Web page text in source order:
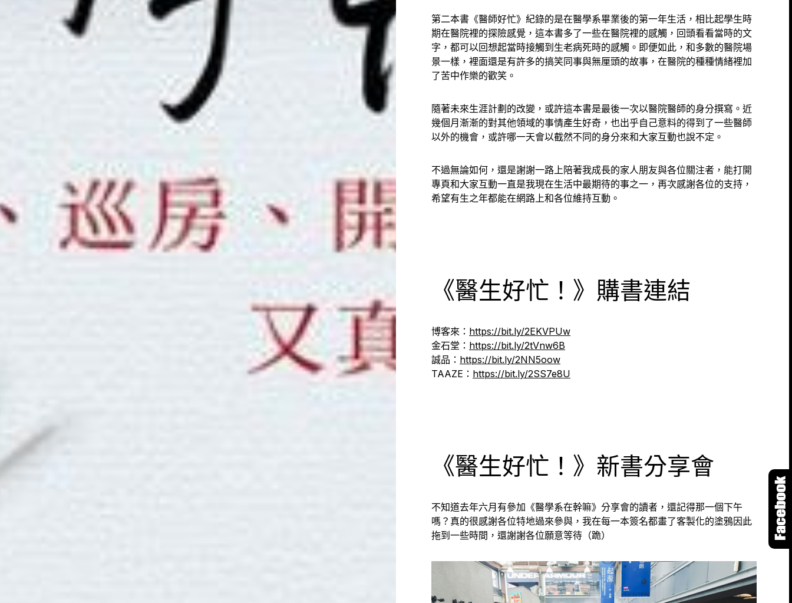
第二本書《醫師好忙》紀錄的是在醫學系畢業後的第一年生活，相比起學生時
期在醫院裡的探險感覺，這本書多了一些在醫院裡的感觸，回頭看看當時的文
字，都可以回想起當時接觸到生老病死時的感觸。即便如此，和多數的醫院場
景一樣，裡面還是有許多的搞笑同事與無厘頭的故事，在醫院的種種情緒裡加
了苦中作樂的歡笑。
隨著未來生涯計劃的改變，或許這本書是最後一次以醫院醫師的身分撰寫。近
幾個月漸漸的對其他領域的事情產生好奇，也出乎自己意料的得到了一些醫師
以外的機會，或許哪一天會以截然不同的身分來和大家互動也說不定。
不過無論如何，還是謝謝一路上陪著我成長的家人朋友與各位關注者，能打開
專頁和大家互動一直是我現在生活中最期待的事之一，再次感謝各位的支持，
希望有生之年都能在網路上和各位維持互動。
《醫生好忙！》購書連結
博客來： https://bit.ly/2EKVPUw
金石堂： https://bit.ly/2tVnw6B
誠品： https://bit.ly/2NN5oow
TAAZE： https://bit.ly/2SS7e8U
《醫生好忙！》新書分享會
不知道去年六月有參加《醫學系在幹嘛》分享會的讀者，還記得那一個下午
嗎？真的很感謝各位特地過來參與，我在每一本簽名都畫了客製化的塗鴉因此
拖到一些時間，還謝謝各位願意等待（跪）